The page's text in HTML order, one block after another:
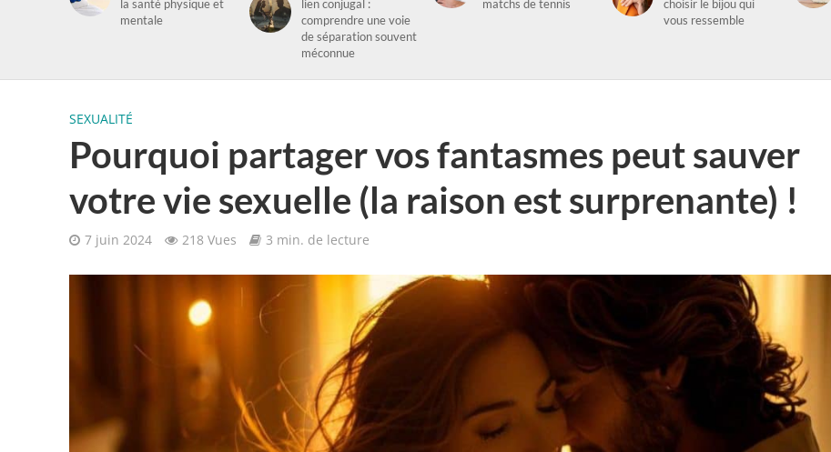
la santé physique et
mentale
lien conjugal :
comprendre une voie
de séparation souvent
méconnue
matchs de tennis
choisir le bijou qui
vous ressemble
SEXUALITÉ
Pourquoi partager vos fantasmes peut sauver
votre vie sexuelle (la raison est surprenante) !
7 juin 2024 218 Vues 3 min. de lecture